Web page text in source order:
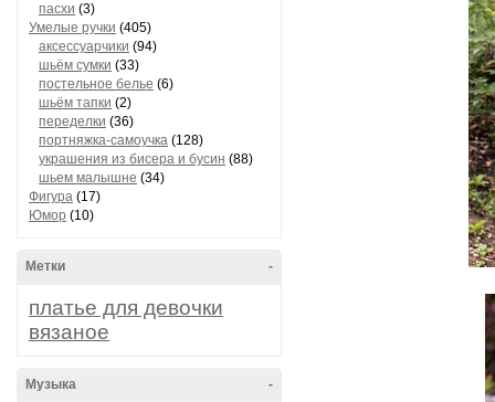
пасхи (3)
Умелые ручки (405)
аксессуарчики (94)
шьём сумки (33)
постельное белье (6)
шьём тапки (2)
переделки (36)
портняжка-самоучка (128)
украшения из бисера и бусин (88)
шьем малышне (34)
Фигура (17)
Юмор (10)
-
Метки
платье для девочки
вязаное
-
Музыка